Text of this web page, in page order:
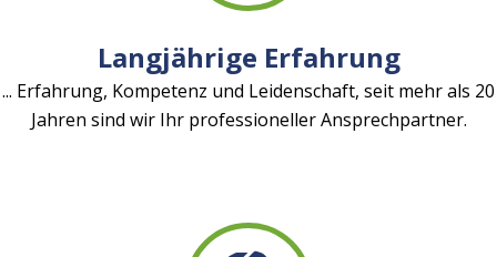
Langjährige Erfahrung
... Erfahrung, Kompetenz und Leidenschaft, seit mehr als 20
Jahren sind wir Ihr professioneller Ansprechpartner.